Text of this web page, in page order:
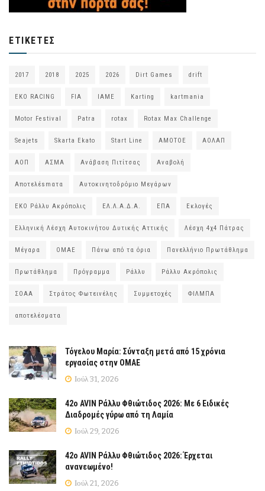
ΕΤΙΚΈΤΕΣ
2017 2018 2025 2026 Dirt Games drift
EKO RACING FIA IAME Karting kartmania
Motor Festival Patra rotax Rotax Max Challenge
Seajets Skarta Ekato Start Line ΑΜΟΤΟΕ ΑΟΛΑΠ
ΑΟΠ ΑΣΜΑ Ανάβαση Πιτίτσας Αναβολή
Αποτελέsmατα Αυτοκινητοδρόμιο Μεγάρων
ΕΚΟ Ράλλυ Ακρόπολις ΕΛ.Λ.Α.Δ.Α. ΕΠΑ Εκλογές
Ελληνική Λέσχη Αυτοκινήτου Δυτικής Αττικής Λέσχη 4χ4 Πάτρας
Μέγαρα ΟΜΑΕ Πάνω από τα όρια Πανελλήνιο Πρωτάθλημα
Πρωτάθλημα Πρόγραμμα Ράλλυ Ράλλυ Ακρόπολις
ΣΟΑΑ Στράτος Φωτεινέλης Συμμετοχές ΦΙΛΜΠΑ
αποτελέσματα
Τόγελου Μαρία: Σύνταξη μετά από 15 χρόνια
εργασίας στην ΟΜΑΕ
Ιούλ 31, 2026
42ο AVIN Ράλλυ Φθιώτιδος 2026: Με 6 Ειδικές
Διαδρομές γύρω από τη Λαμία
Ιούλ 29, 2026
42ο AVIN Ράλλυ Φθιώτιδος 2026: Έρχεται
ανανεωμένο!
Ιούλ 21, 2026